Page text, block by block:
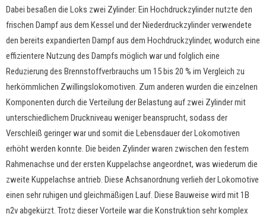
Dabei besaßen die Loks zwei Zylinder: Ein Hochdruckzylinder nutzte den
frischen Dampf aus dem Kessel und der Niederdruckzylinder verwendete
den bereits expandierten Dampf aus dem Hochdruckzylinder, wodurch eine
effizientere Nutzung des Dampfs möglich war und folglich eine
Reduzierung des Brennstoffverbrauchs um 15 bis 20 % im Vergleich zu
herkömmlichen Zwillingslokomotiven. Zum anderen wurden die einzelnen
Komponenten durch die Verteilung der Belastung auf zwei Zylinder mit
unterschiedlichem Druckniveau weniger beansprucht, sodass der
Verschleiß geringer war und somit die Lebensdauer der Lokomotiven
erhöht werden konnte. Die beiden Zylinder waren zwischen den festem
Rahmenachse und der ersten Kuppelachse angeordnet, was wiederum die
zweite Kuppelachse antrieb. Diese Achsanordnung verlieh der Lokomotive
einen sehr ruhigen und gleichmäßigen Lauf. Diese Bauweise wird mit 1B
n2v abgekürzt. Trotz dieser Vorteile war die Konstruktion sehr komplex